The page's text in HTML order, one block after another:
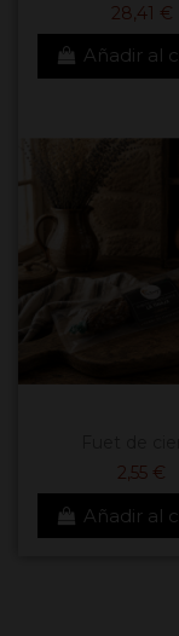
28,41 €
Añadir al
2,55 €
Añadir al